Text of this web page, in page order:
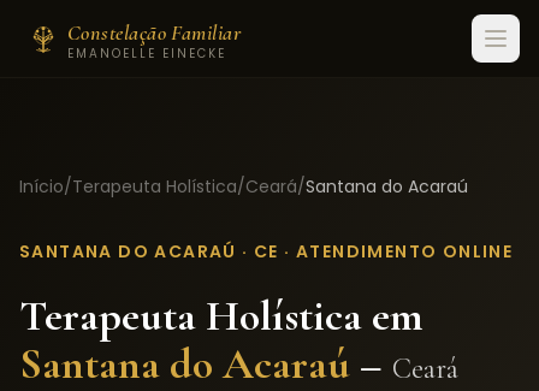
Constelação Familiar
EMANOELLE EINECKE
Início/Terapeuta Holística/Ceará/Santana do Acaraú
SANTANA DO ACARAÚ · CE · ATENDIMENTO ONLINE
Terapeuta Holística em
Santana do Acaraú – Ceará